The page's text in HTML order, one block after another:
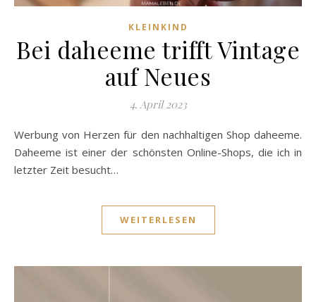
KLEINKIND
Bei daheeme trifft Vintage
auf Neues
4. April 2023
Werbung von Herzen für den nachhaltigen Shop daheeme.
Daheeme ist einer der schönsten Online-Shops, die ich in
letzter Zeit besucht…
WEITERLESEN